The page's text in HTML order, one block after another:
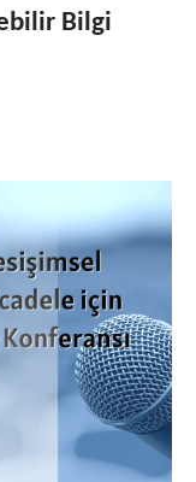
Bilgi